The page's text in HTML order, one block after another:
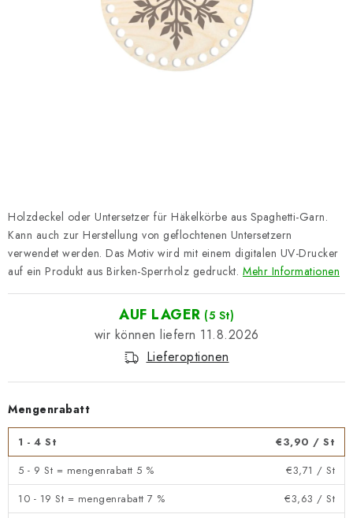
Datenschutzerklärung
Impressum
Holzdeckel oder Untersetzer für Häkelkörbe aus Spaghetti-Garn.
Kann auch zur Herstellung von geflochtenen Untersetzern
verwendet werden. Das Motiv wird mit einem digitalen UV-Drucker
auf ein Produkt aus Birken-Sperrholz gedruckt. Mehr Informationen
AUF LAGER (5 St)
11.8.2026
Lieferoptionen
Mengenrabatt
1 - 4 St €3,90 / St
5 - 9 St = mengenrabatt 5 %
€3,71 / St
10 - 19 St = mengenrabatt 7 %
€3,63 / St